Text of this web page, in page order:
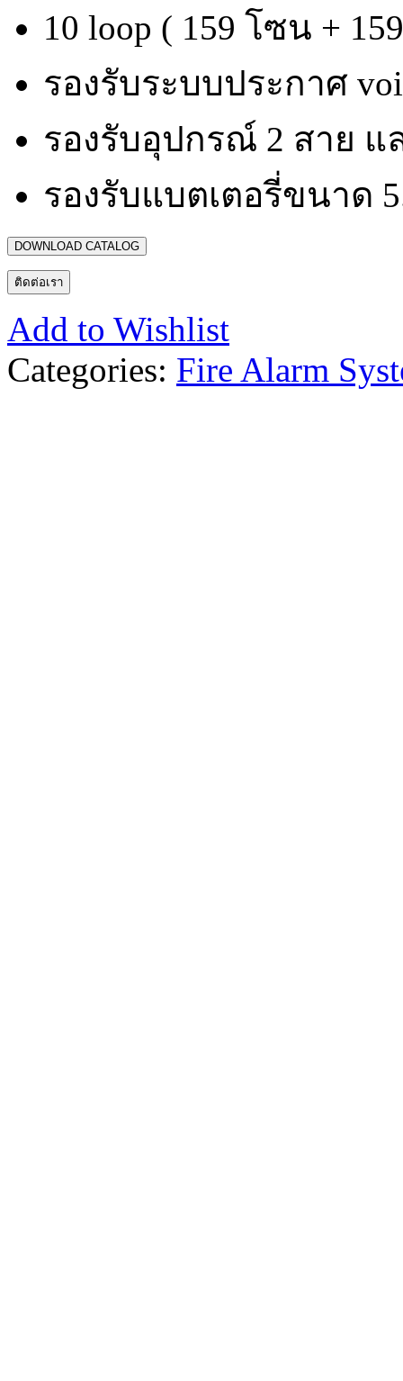
10 loop ( 159 โซน +
รองรับระบบประกาศ
รองรับอุปกรณ์ 2 สาย แ
รองรับแบตเตอรี่ขนาด
DOWNLOAD CATALOG
ติดต่อเรา
Add to Wishlist
Categories: Fire Alarm